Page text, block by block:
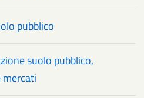
pubblico
suolo pubblico,